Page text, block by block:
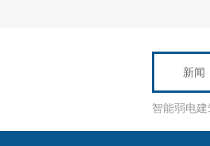
新闻
智能弱电建